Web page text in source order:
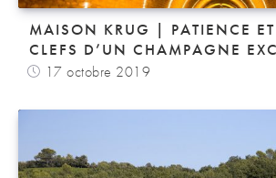
MAISON KRUG | PATIENCE ET
CLEFS D’UN CHAMPAGNE
17 octobre 2019